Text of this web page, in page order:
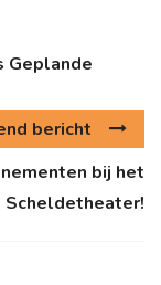
Geplande
bericht
bij het
Scheldetheater!